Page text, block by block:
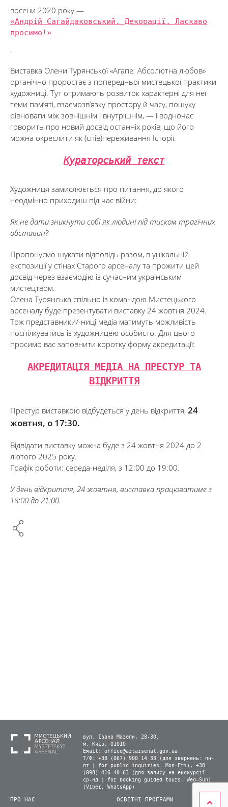
восени 2020 року —
«Андрій Сагайдаковський. Декорації. Ласкаво
просимо!»
.
Виставка Олени Турянської «Агапе. Абсолютна любов»
органічно проростає з попередньої мистецької практики
художниці. Тут отримають розвиток характерні для неї
теми пам’яті, взаємозв’язку простору й часу, пошуку
рівноваги між зовнішнім і внутрішнім, — і водночас
говорить про новий досвід останніх років, що його
можна окреслити як (спів)переживання Історії.
Кураторський текст
Художниця замислюється про питання, до якого
неодмінно приходиш під час війни:
Як не дати зникнути собі як людині під тиском трагічних
обставин?
Пропонуємо шукати відповідь разом, в унікальній
експозиції у стінах Старого арсеналу та прожити цей
досвід через взаємодію із сучасним українським
мистецтвом.
Олена Турянська спільно із командою Мистецького
арсеналу буде презентувати виставку 24 жовтня 2024.
Тож представники/-ниці медіа матимуть можливість
поспілкуватись із художницею особисто. Для цього
просимо вас заповнити коротку форму акредитації:
АКРЕДИТАЦІЯ МЕДІА НА ПРЕСТУР ТА
ВІДКРИТТЯ
Престур виставкою відбудеться у день відкриття, 24
жовтня, о 17:30.
Відвідати виставку можна буде з 24 жовтня 2024 до 2
лютого 2025 року.
Графік роботи: середа-неділя, з 12:00 до 19:00.
У день відкриття, 24 жовтня, виставка працюватиме з
18:00 до 21:00.
вул. Івана Мазепи, 28-30,
м. Київ, 01010
Email: office@artarsenal.gov.ua
Т/Ф: +38 (067) 900 14 33 (для звернень: пн-
пт | for public inquiries: Mon–Fri), +38
(098) 416 40 63 (для запису на екскурсії:
ср-нд | for booking guided tours: Wed–Sun)
(Viber, WhatsApp)
ПРО НАС ОСВІТНІ ПРОГРАМИ